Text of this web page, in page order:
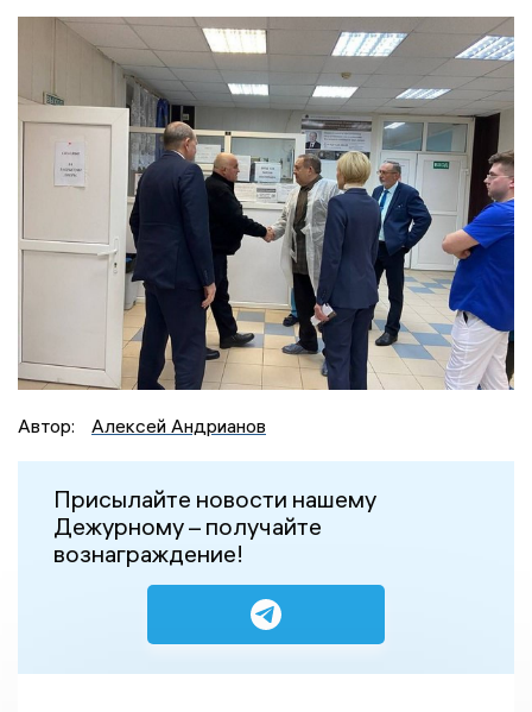
Автор: Алексей Андрианов
Присылайте новости нашему
Дежурному – получайте
вознаграждение!